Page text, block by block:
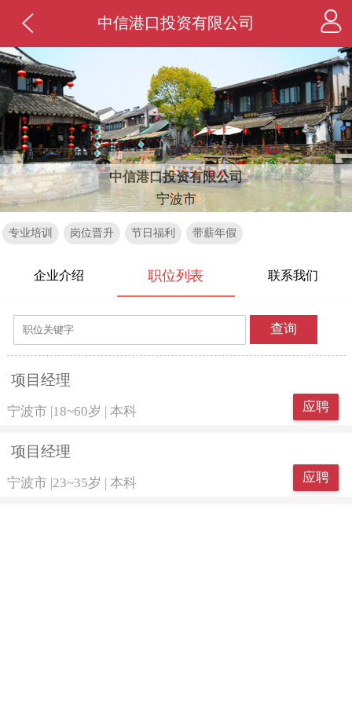
中信港口投资有限公司
中信港口投资有限公司
宁波市
专业培训 岗位晋升 节日福利 带薪年假
企业介绍 职位列表 联系我们
查询
项目经理
宁波市 18~60岁 本科 应聘
项目经理
宁波市 |23~35岁 | 本科 应聘